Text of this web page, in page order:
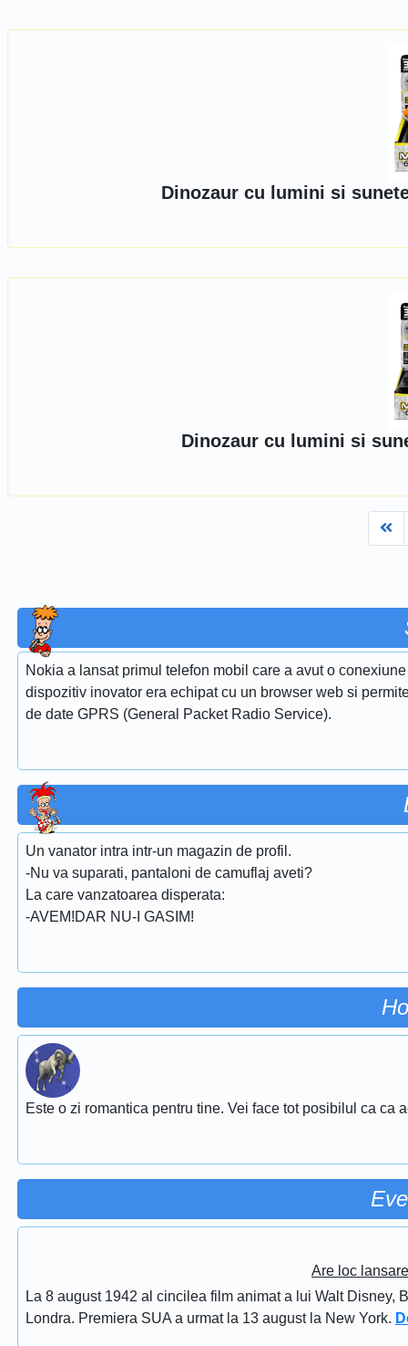
Dinozaur cu lumini si
Dinozaur cu lumini si
Nokia a lansat primul telefon mobil care a avut o
dispozitiv inovator era echipat cu un browser web si
de date GPRS (General Packet Radio Service).
Un vanator intra intr-un magazin de profil.
-Nu va suparati, pantaloni de camuflaj aveti?
La care vanzatoarea disperata:
-AVEM!DAR NU-I GASIM!
Este o zi romantica pentru tine. Vei face tot posibilul ca ca
Are loc
La 8 august 1942 al cincilea film animat a lui Walt
Londra. Premiera SUA a urmat la 13 august la New York.